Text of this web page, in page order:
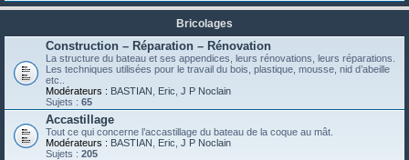
Bricolages
Construction – Réparation – Rénovation
La structure du bateau et ses appendices, leurs rénovations, leurs réparations.
Les techniques utilisées pour le travail du bois, plastique, mousse, nid d’abeille
etc..
Modérateurs : BASTIAN Eric J P Noclain
Sujets : 65
Accastillage
Tout ce qui concerne l’accastillage du bateau de la coque au mât.
Modérateurs : BASTIAN Eric J P Noclain
Sujets : 205